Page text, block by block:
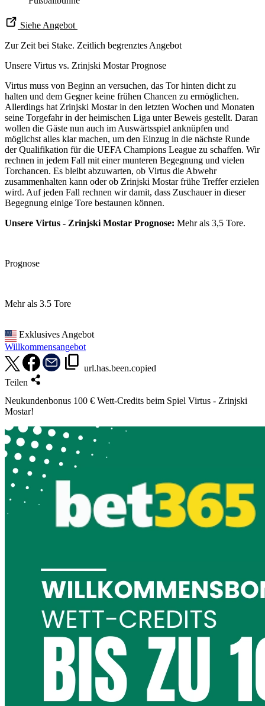
Siehe Angebot
Zur Zeit bei Stake. Zeitlich begrenztes Angebot
Unsere Virtus vs. Zrinjski Mostar Prognose
Virtus muss von Beginn an versuchen, das Tor hinten dicht zu
halten und dem Gegner keine frühen Chancen zu ermöglichen.
Allerdings hat Zrinjski Mostar in den letzten Wochen und Monaten
seine Torgefahr in der heimischen Liga unter Beweis gestellt. Daran
wollen die Gäste nun auch im Auswärtsspiel anknüpfen und
möglichst alles klar machen, um den Einzug in die nächste Runde
der Qualifikation für die UEFA Champions League zu schaffen. Wir
rechnen in jedem Fall mit einer munteren Begegnung und vielen
Torchancen. Es bleibt abzuwarten, ob Virtus die Abwehr
zusammenhalten kann oder ob Zrinjski Mostar frühe Treffer erzielen
wird. Auf jeden Fall rechnen wir damit, dass Zuschauer in dieser
Begegnung einige Tore bestaunen können.
Unsere Virtus - Zrinjski Mostar Prognose: Mehr als 3,5 Tore.
Prognose
Mehr als 3.5 Tore
Exklusives Angebot
Willkommensangebot
url.has.been.copied
Teilen
Neukundenbonus 100 € Wett-Credits beim Spiel Virtus - Zrinjski
Mostar!